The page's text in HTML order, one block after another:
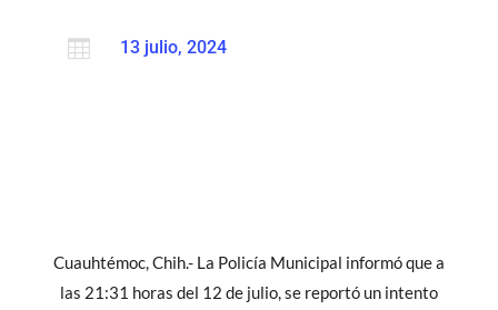
 13 julio, 2024
Cuauhtémoc, Chih.- La Policía Municipal informó que a
las 21:31 horas del 12 de julio, se reportó un intento